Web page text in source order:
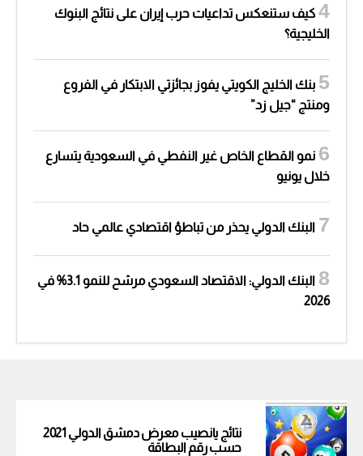
كيف ستنعكس تداعيات حرب إيران على نتائج البنوك
الخليجية؟
بنك الخليج الكويتي يفوز بجائزتي الابتكار في الفروع
ومنتج “جيل زد”
نمو القطاع الخاص غير النفطي في السعودية يتسارع
خلال يونيو
البنك الدولي يحذر من تباطؤ اقتصادي عالمي حاد
البنك الدولي: الاقتصاد السعودي مرشح للنمو 3.1% في
2026
نتائج يانصيب معرض دمشق الدولي 2021
حسب رقم البطاقة